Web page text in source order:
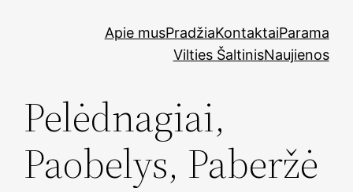
Apie musPradžiaKontaktaiParama
Vilties ŠaltinisNaujienos
Pelėdnagiai,
Paobelys, Paberžė